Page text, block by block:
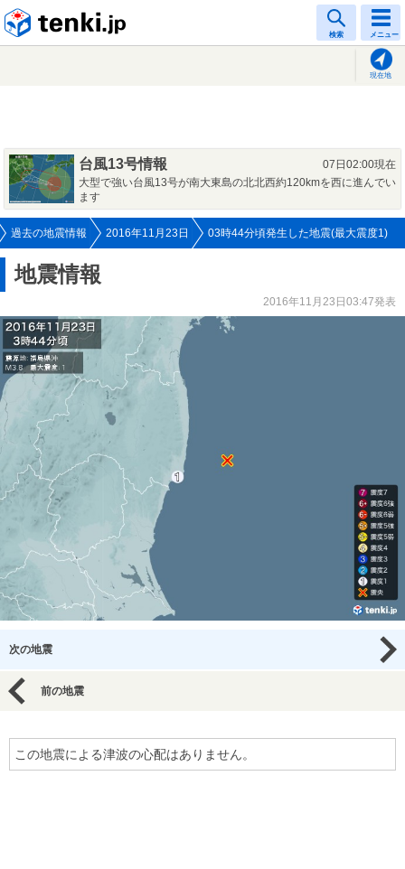
検索 メニュー
現在地
台風13号情報
07日02:00現在
大型で強い台風13号が南大東島の北北西約120kmを西に進んでい
ます
過去の地震情報 2016年11月23日 03時44分頃発生した地震(最大震度1)
地震情報
2016年11月23日03:47発表
次の地震
前の地震
この地震による津波の心配はありません。